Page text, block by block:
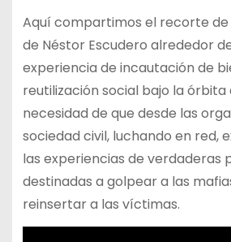
Aquí compartimos el recorte
de Néstor Escudero alrededor
experiencia de incautación de
reutilización social bajo la órbita
necesidad de que desde las
sociedad civil, luchando en red,
las experiencias de verdaderas
destinadas a golpear a las
reinsertar a las víctimas.